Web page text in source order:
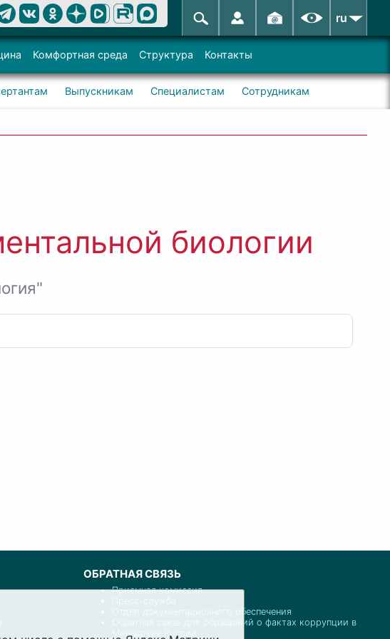
ru
Комфортная среда Структура Контакты
Выпускникам Специалистам Сотрудникам
биологии
ОБРАТНАЯ СВЯЗЬ
Приемная комиссия
Отдел документационного обеспечения
Обратная связь для обращений о фактах коррупции в
Минздраве России